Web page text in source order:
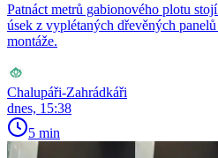
Patnáct metrů gabionového plotu
úsek z vyplétaných dřevěných
montáže.
Chalupáři-Zahrádkáři
dnes, 15:38
5 min